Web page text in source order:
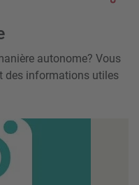
autonome? Vous
des informations utiles